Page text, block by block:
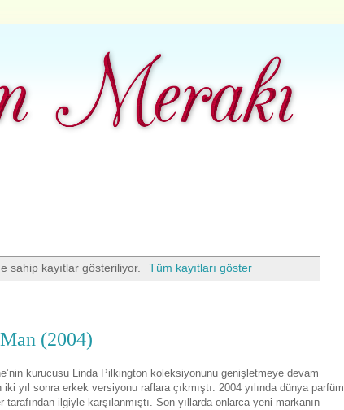
sahip kayıtlar gösteriliyor. Tüm kayıtları göster
(2004)
kurucusu Linda Pilkington koleksiyonunu genişletmeye devam
yıl sonra erkek versiyonu raflara çıkmıştı. 2004 yılında dünya parfüm
ilgiyle karşılanmıştı. Son yıllarda onlarca yeni markanın